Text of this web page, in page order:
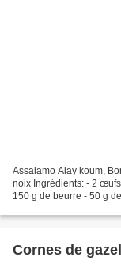
Assalamo Alay koum,
noix Ingrédients: - 2
150 g de beurre - 50 g
Cornes de